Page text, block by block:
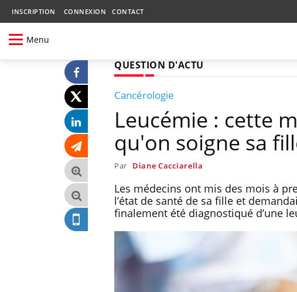
INSCRIPTION CONNEXION CONTACT
Menu
QUESTION D'ACTU
Cancérologie
Leucémie : cette
qu'on soigne sa
Par Diane Cacciarella
Les médecins ont mis des mois à
l’état de santé de sa fille et
finalement été diagnostiqué d’une